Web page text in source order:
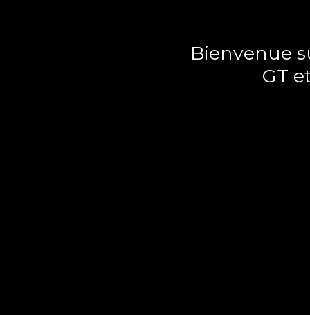
Bienvenue
GT